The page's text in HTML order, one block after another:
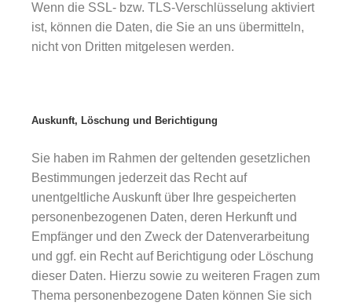
Wenn die SSL- bzw. TLS-Verschlüsselung aktiviert
ist, können die Daten, die Sie an uns übermitteln,
nicht von Dritten mitgelesen werden.
Auskunft, Löschung und Berichtigung
Sie haben im Rahmen der geltenden gesetzlichen
Bestimmungen jederzeit das Recht auf
unentgeltliche Auskunft über Ihre gespeicherten
personenbezogenen Daten, deren Herkunft und
Empfänger und den Zweck der Datenverarbeitung
und ggf. ein Recht auf Berichtigung oder Löschung
dieser Daten. Hierzu sowie zu weiteren Fragen zum
Thema personenbezogene Daten können Sie sich